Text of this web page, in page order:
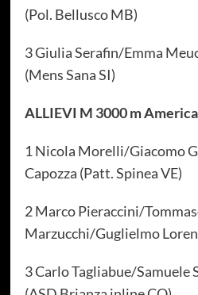
(Pol. Bellusco MB)
3 Giulia Serafin/Emma
(Mens Sana SI)
ALLIEVI M 3000 m
1 Nicola Morelli/Giacomo
Capozza (Patt. Spinea VE)
2 Marco Pieraccini/
Marzucchi/Guglielmo
3 Carlo Tagliabue/